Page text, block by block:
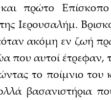
πρώτο Επίσκοπο
της Ιερουσαλήμ.
ακόμη εν ζωή
που αυτοί έτρεφαν,
το ποίμνιο
βασανιστήρια